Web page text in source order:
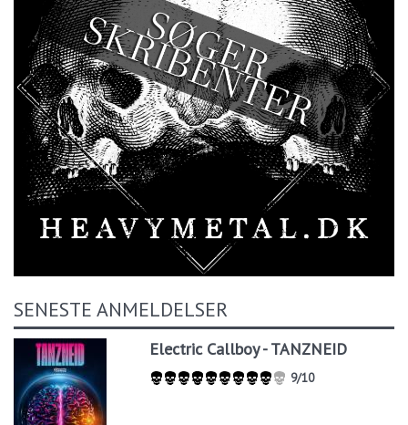
SENESTE ANMELDELSER
Electric Callboy - TANZNEID
9/10